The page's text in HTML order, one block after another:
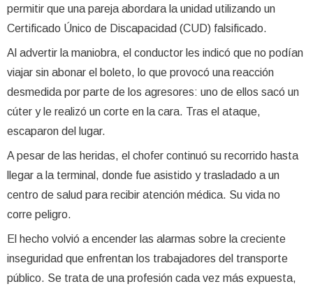
permitir que una pareja abordara la unidad utilizando un
Certificado Único de Discapacidad (CUD) falsificado.
Al advertir la maniobra, el conductor les indicó que no podían
viajar sin abonar el boleto, lo que provocó una reacción
desmedida por parte de los agresores: uno de ellos sacó un
cúter y le realizó un corte en la cara. Tras el ataque,
escaparon del lugar.
A pesar de las heridas, el chofer continuó su recorrido hasta
llegar a la terminal, donde fue asistido y trasladado a un
centro de salud para recibir atención médica. Su vida no
corre peligro.
El hecho volvió a encender las alarmas sobre la creciente
inseguridad que enfrentan los trabajadores del transporte
público. Se trata de una profesión cada vez más expuesta,